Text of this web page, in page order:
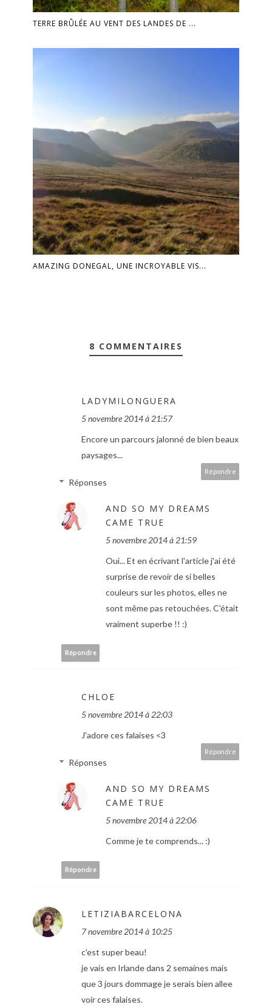
TERRE BRÛLÉE AU VENT DES LANDES DE ...
AMAZING DONEGAL, UNE INCROYABLE VIS...
8 COMMENTAIRES
LADYMILONGUERA
5 novembre 2014 à 21:57
Encore un parcours jalonné de bien beaux
paysages...
Répondre
Réponses
AND SO MY DREAMS
CAME TRUE
5 novembre 2014 à 21:59
Oui... Et en écrivant l'article j'ai été
surprise de revoir de si belles
couleurs sur les photos, elles ne
sont même pas retouchées. C'était
vraiment superbe !! :)
Répondre
CHLOE
5 novembre 2014 à 22:03
J'adore ces falaises <3
Répondre
Réponses
AND SO MY DREAMS
CAME TRUE
5 novembre 2014 à 22:06
Comme je te comprends... :)
Répondre
LETIZIABARCELONA
7 novembre 2014 à 10:25
c'est super beau!
je vais en Irlande dans 2 semaines mais
que 3 jours dommage je serais bien allee
voir ces falaises.